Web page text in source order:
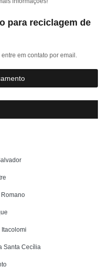
para reciclagem de
entre em contato por email.
Santa Cecília